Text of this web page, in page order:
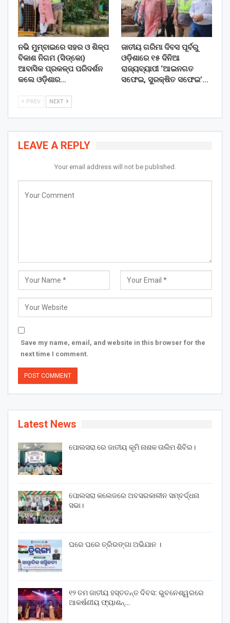
ନଭି ମୁମ୍ବାଇରେ ସହର ଓ ଶିଳ୍ପ
ବିକାଶ ନିଗମ (ସିଡ୍‌କୋ)
ଆବାସିକ ପ୍ରକଳ୍ପ ପରିଦର୍ଶନ
କଲେ ଓଡ଼ିଶାର…
ଜାତୀୟ ଗରିମା ଦିବସ ପୂର୍ବରୁ
ଓଡ଼ିଶାରେ ୧୫ ଦିନିଆ
ରାଜ୍ୟବ୍ୟାପୀ ‘ଆଇନଗତ
ସଫେଇ, ସୁରକ୍ଷିତ ସଫେଇ’…
PREV NEXT
LEAVE A REPLY
Your email address will not be published.
Save my name, email, and website in this browser for the
next time I comment.
Latest News
ପୋଲସରା ରେ ଜାତୀୟ କୃମି ନାଶକ ତାଲିମ ଶିବିର।
ପୋଲସରା କଲେଜରେ ଅବସରକାଳୀନ ସମ୍ବର୍ଦ୍ଧନା
ସଭା।
ଘରେ ଘରେ ତ୍ରିରଙ୍ଗା ଅଭିଯାନ ।
୧୨ ତମ ଜାତୀୟ ହସ୍ତତନ୍ତ ଦିବସ: ଭୁବନେଶ୍ୱରରେ
ଆକର୍ଷଣୀୟ ଫ୍ୟାଶନ୍…